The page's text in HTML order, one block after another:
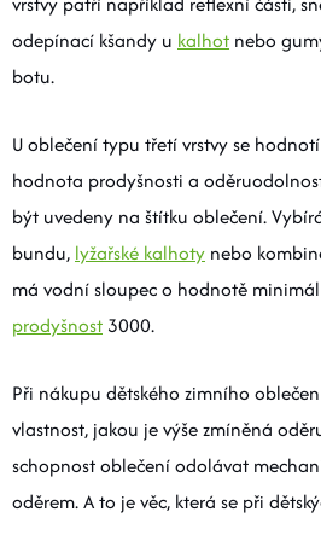
odepínací kšandy u kalhot nebo
botu.
U oblečení typu třetí vrstvy se
hodnota prodyšnosti a
být uvedeny na štítku oblečení.
bundu, lyžařské kalhoty nebo
má vodní sloupec o hodnotě
prodyšnost 3000.
Při nákupu dětského zimního
vlastnost, jakou je výše zmíněná
schopnost oblečení odolávat
oděrem. A to je věc, která se při